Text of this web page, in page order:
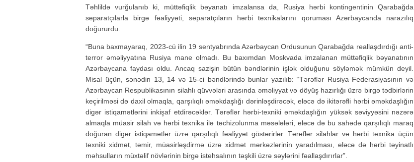
Təhlildə vurğulanıb ki, müttəfiqlik bəyanatı imzalansa da, Rusiya hərbi kontingentinin Qarabağda
separatçılarla birgə fəaliyyəti, separatçıların hərbi texnikalarını qoruması Azərbaycanda narazılıq
doğururdu:
“Buna baxmayaraq, 2023-cü ilin 19 sentyabrında Azərbaycan Ordusunun Qarabağda reallaşdırdığı anti-
terror əməliyyatına Rusiya mane olmadı. Bu baxımdan Moskvada imzalanan müttəfiqlik bəyanatının
Azərbaycana faydası oldu. Ancaq sazişin bütün bəndlərinin işlək olduğunu söyləmək mümkün deyil.
Misal üçün, sənədin 13, 14 və 15-ci bəndlərində bunlar yazılıb: “Tərəflər Rusiya Federasiyasının və
Azərbaycan Respublikasının silahlı qüvvələri arasında əməliyyat və döyüş hazırlığı üzrə birgə tədbirlərin
keçirilməsi də daxil olmaqla, qarşılıqlı əməkdaşlığı dərinləşdirəcək, eləcə də ikitərəfli hərbi əməkdaşlığın
digər istiqamətlərini inkişaf etdirəcəklər. Tərəflər hərbi-texniki əməkdaşlığın yüksək səviyyəsini nəzərə
almaqla müasir silah və hərbi texnika ilə təchizolunma məsələləri, eləcə də bu sahədə qarşılıqlı maraq
doğuran digər istiqamətlər üzrə qarşılıqlı fəaliyyət göstərirlər. Tərəflər silahlar və hərbi texnika üçün
texniki xidmət, təmir, müasirləşdirmə üzrə xidmət mərkəzlərinin yaradılması, eləcə də hərbi təyinatlı
məhsulların müxtəlif növlərinin birgə istehsalının təşkili üzrə səylərini fəallaşdırırlar”.